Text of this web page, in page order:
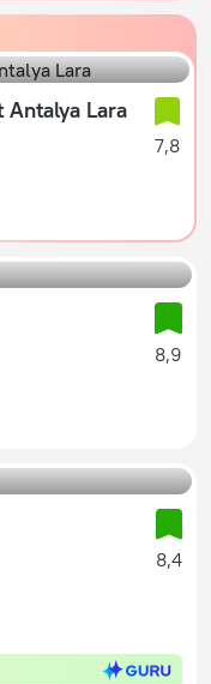
Lara
7,8
8,9
8,4